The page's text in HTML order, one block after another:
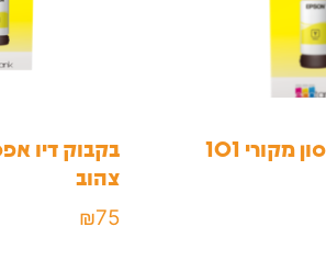
בקבוק דיו אפסון מקורי 101
צהוב
₪75